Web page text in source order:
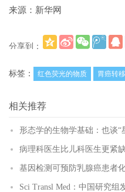
来源：新华网
分享到：
标签：
红色荧光的物质 胃癌转
相关推荐
形态学的生物学基础：也谈“
病理科医生比儿科医生更紧
基因检测可预防乳腺癌患者
Sci Transl Med：中国研究